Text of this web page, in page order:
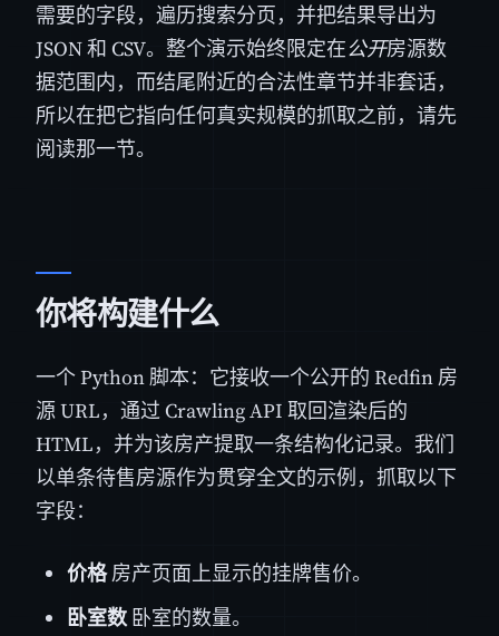
需要的字段，遍历搜索分页，并把结果导出为
JSON 和 CSV。整个演示始终限定在公开房源数
据范围内，而结尾附近的合法性章节并非套话，
所以在把它指向任何真实规模的抓取之前，请先
阅读那一节。
你将构建什么
一个 Python 脚本：它接收一个公开的 Redfin 房
源 URL，通过 Crawling API 取回渲染后的
HTML，并为该房产提取一条结构化记录。我们
以单条待售房源作为贯穿全文的示例，抓取以下
字段：
价格房产页面上显示的挂牌售价。
卧室数卧室的数量。